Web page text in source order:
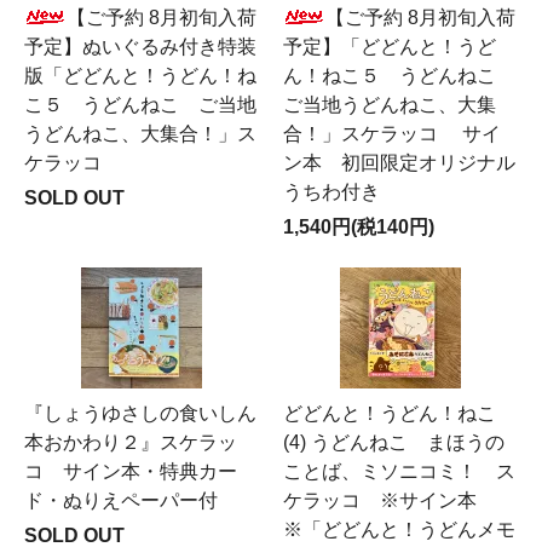
【ご予約 8月初旬入荷
予定】ぬいぐるみ付き特装
版「どどんと！うどん！ね
こ５ うどんねこ ご当地
うどんねこ、大集合！」ス
ケラッコ
SOLD OUT
【ご予約 8月初旬入荷
予定】「どどんと！うど
ん！ねこ５ うどんねこ
ご当地うどんねこ、大集
合！」スケラッコ サイ
ン本 初回限定オリジナル
うちわ付き
1,540円(税140円)
『しょうゆさしの食いしん
本おかわり２』スケラッ
コ サイン本・特典カー
ド・ぬりえペーパー付
SOLD OUT
どどんと！うどん！ねこ
(4) うどんねこ まほうの
ことば、ミソニコミ！ ス
ケラッコ ※サイン本
※「どどんと！うどんメモ